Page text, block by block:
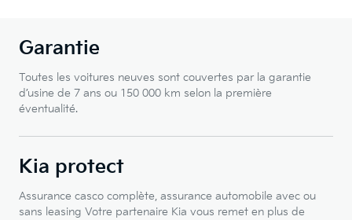
Garantie
Toutes les voitures neuves sont couvertes par la garantie
d’usine de 7 ans ou 150 000 km selon la première
éventualité.
Kia protect
Assurance casco complète, assurance automobile avec ou
sans leasing Votre partenaire Kia vous remet en plus de